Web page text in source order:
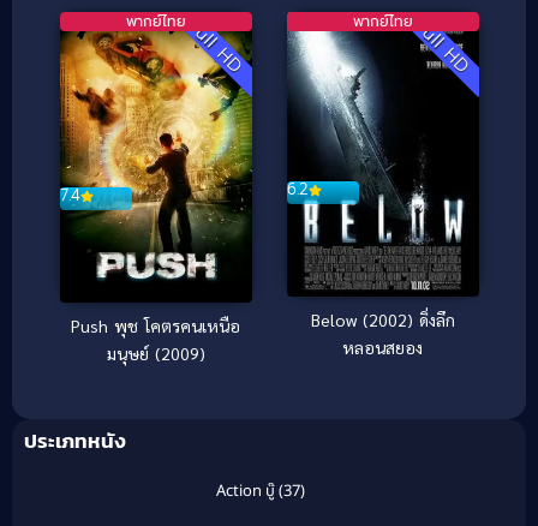
Full HD
7.4
พากย์ไทย
Push พุช โคตรคนเหนือ
มนุษย์ (2009)
Full HD
6.2
พากย์ไทย
Below (2002) ดิ่งลึก
หลอนสยอง
ประเภทหนัง
Action บู๊(37)